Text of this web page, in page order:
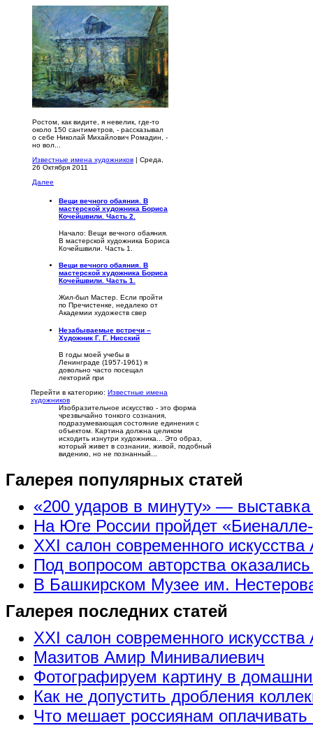
Ростом, как видите, я невелик, где-то
около 150 сантимет­ров, - рассказывал
о себе Николай Михайлович Ромадин, -
но вол...
Известные имена художников | Среда,
26 Октября 2011
Далее
Вещи вечного обаяния. В
мастерской художника Бориса
Кочейшвили. Часть 2.
Начало: Вещи вечного обаяния.
В мастерской художника Бориса
Кочейшвили. Часть 1.
Вещи вечного обаяния. В
мастерской художника Бориса
Кочейшвили. Часть 1.
Жил-был Мастер. Если пройти
по Пречистенке, недалеко от
Академии художеств свер
Незабываемые встречи –
Художник Г. Г. Нисский
В годы моей учебы в
Ленинграде (1957-1961) я
довольно часто посещал
лекторий при
Перейти в категорию: Известные имена
художников
Изобразительное искусство - это форма
чрезвычайно тонкого сознания,
подразумевающая состояние единения с
объектом. Картина должна целиком
исходить изнутри художника... Это образ,
который живет в сознании, живой, подобный
видению, но не познанный...
Галерея популярных статей
«200 ударов в минуту» —
На Юге России пройдет
XXI салон современного искусства
Под вопросом авторства
В Башкирском Музее им.
Галерея последних статей
XXI салон современного искусства
Мазитов Амир Минивалиевич
Фотографируем картину в
Как не допустить дробления
Что мешает россиянам